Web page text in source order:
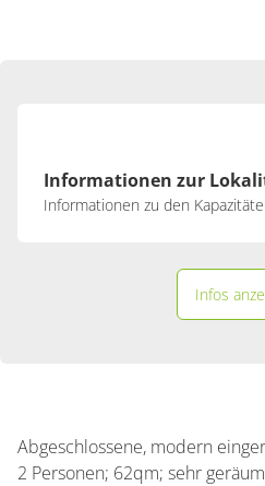
Informationen zur
Informationen zu den
Infos
Abgeschlossene, modern
2 Personen; 62qm; sehr